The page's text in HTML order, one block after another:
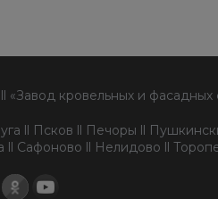
«Завод кровельных и фасадных
ll Псков ll Печоры ll
Сафоново ll Нелидово ll